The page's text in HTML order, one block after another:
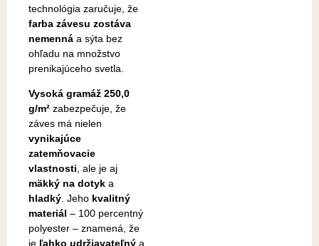
technológia zaručuje, že
farba závesu zostáva
nemenná a sýta bez
ohľadu na množstvo
prenikajúceho svetla.
Vysoká gramáž 250,0
g/m² zabezpečuje, že
záves má nielen
vynikajúce
zatemňovacie
vlastnosti , ale je aj
mäkký na dotyk a
hladký . Jeho kvalitný
materiál – 100 percentný
polyester – znamená, že
je ľahko udržiavateľný a